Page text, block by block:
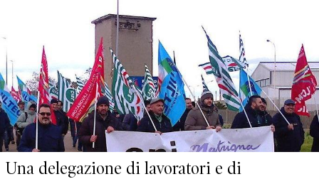
Una delegazione di lavoratori e di